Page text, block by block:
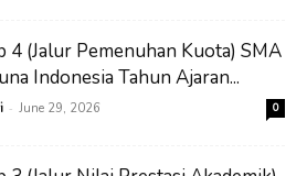
4 (Jalur Pemenuhan Kuota) SMA
Indonesia Tahun Ajaran...
- June 29, 2026 0